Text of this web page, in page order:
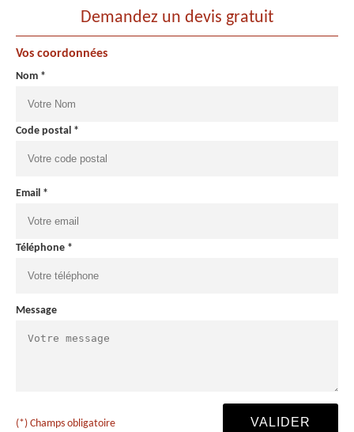
Demandez un devis gratuit
Vos coordonnées
Nom *
Code postal *
Email *
Téléphone *
Message
(*) Champs obligatoire